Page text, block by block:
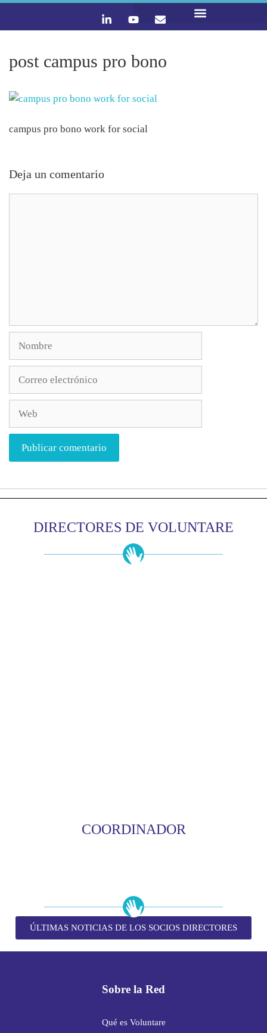
post campus pro bono
campus pro bono work for social
Deja un comentario
DIRECTORES DE VOLUNTARE
COORDINADOR
ÚLTIMAS NOTICIAS DE LOS SOCIOS DIRECTORES
Sobre la Red
Qué es Voluntare